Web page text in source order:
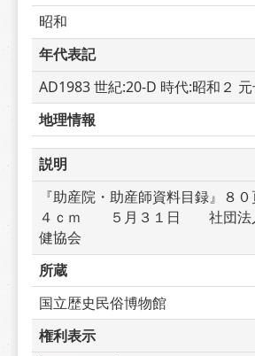
昭和
年代表記
AD1983 世紀:20-D 時代:昭和２
地理情報
説明
『助産院・助産師資料目録』８
４ｃｍ　　５月３１日　　社団
健協会
所蔵
国立歴史民俗博物館
権利表示